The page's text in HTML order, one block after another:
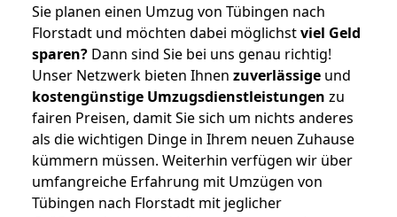
Sie planen einen Umzug von Tübingen nach
Florstadt und möchten dabei möglichstviel Geld
sparen? Dann sind Sie bei uns genau richtig!
Unser Netzwerk bieten Ihnen zuverlässige und
kostengünstige Umzugsdienstleistungen zu
fairen Preisen, damit Sie sich um nichts anderes
als die wichtigen Dinge in Ihrem neuen Zuhause
kümmern müssen. Weiterhin verfügen wir über
umfangreiche Erfahrung mit Umzügen von
Tübingen nach Florstadt mit jeglicher